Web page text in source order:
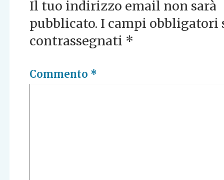
Il tuo indirizzo email non sarà
pubblicato. I campi obbligatori
contrassegnati *
Commento *